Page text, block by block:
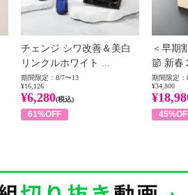
チェンジ シワ改善＆美白
リンクルホワイト ...
期間限定：8/7〜13
¥16,126
¥6,280(税込)
61%OFF
＜早期
節 新春
期間限定：
¥34,800